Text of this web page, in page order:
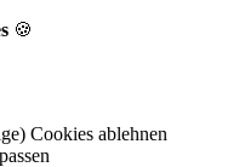
🍪
Cookies ablehnen